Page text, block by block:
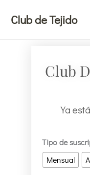
contenido
Club de Tejido
Club
Ya
Tipo de
Mensual
Club
de
Tejido